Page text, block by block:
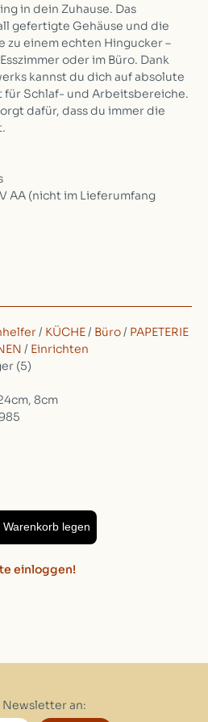
in dein Zuhause. Das
gefertigte Gehäuse und die
zu einem echten Hingucker –
oder im Büro. Dank
kannst du dich auf absolute
für Schlaf- und Arbeitsbereiche.
dafür, dass du immer die
AA (nicht im Lieferumfang
/ KÜCHE / Büro / PAPETERIE
/ Einrichten
(5)
8cm
Warenkorb legen
einloggen!
an: